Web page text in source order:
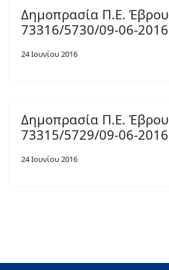
Δημοπρασία Π.Ε. Έβρου
73316/5730/09-06-2016
24 Ιουνίου 2016
Δημοπρασία Π.Ε. Έβρου
73315/5729/09-06-2016
24 Ιουνίου 2016